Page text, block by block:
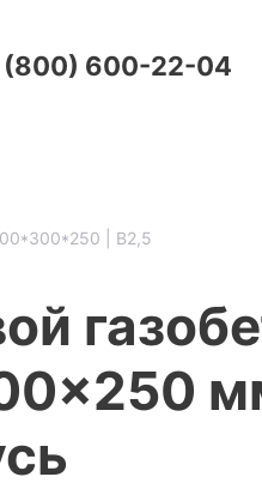
(800) 600-22-04
| B2,5